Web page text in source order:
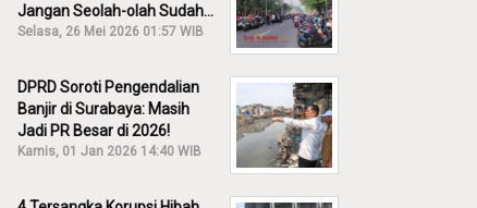
Jangan Seolah-olah Sudah
Menang!
Selasa, 26 Mei 2026 01:57 WIB
DPRD Soroti Pengendalian
Banjir di Surabaya: Masih
Jadi PR Besar di 2026!
Kamis, 01 Jan 2026 14:40 WIB